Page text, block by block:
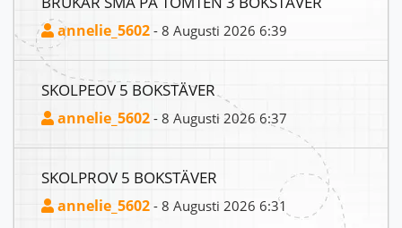
annelie_5602 - 8 Augusti 2026 6:39
SKOLPEOV 5 BOKSTÄVER
annelie_5602 - 8 Augusti 2026 6:37
SKOLPROV 5 BOKSTÄVER
annelie_5602 - 8 Augusti 2026 6:31